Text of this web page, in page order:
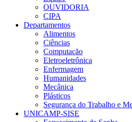
OUVIDORIA
CIPA
Departamentos
Alimentos
Ciências
Computação
Eletroeletrônica
Enfermagem
Humanidades
Mecânica
Plásticos
Segurança do Trabalho e
UNICAMP-SISE